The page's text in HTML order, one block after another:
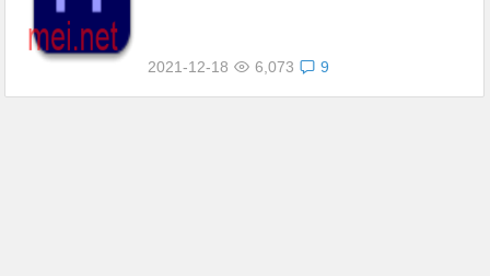
讲故事。 好莱坞电...
2021-12-18 6,073 9